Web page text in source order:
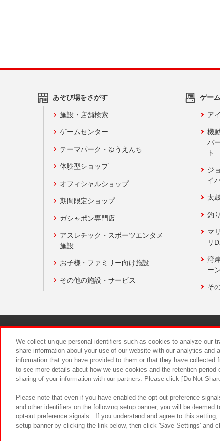
あそび場をさがす
施設・店舗検索
ゲームセンター
テーマパーク・ゆうえんち
体験型ショップ
オフィシャルショップ
期間限定ショップ
ガシャポン専門店
アスレチック・スポーツエンタメ
施設
お子様・ファミリー向け施設
その他の施設・サービス
ゲー
ア
機
バ
ト
ジ
イ
太
釣
マ
リ
湾
ー
そ
食品のご
We collect unique personal identifiers such as cookies to analyze our
share information about your use of our website with our analytics and
information that you have provided to them or that they have
to see more details about how we use cookies and the retention
sharing of your information with our partners. Please click [Do Not
Please note that even if you have enabled the opt-out preference
and other identifiers on the following setup banner, you will be
opt-out preference signals . If you understand and agree to this
setup banner by clicking the link below, then click 'Save Settings' and